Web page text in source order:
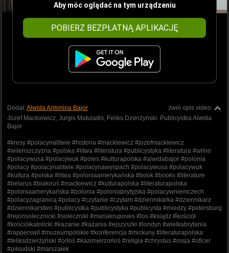
Aby móc oglądać na tym urządzeniu
POBIERZ BEZPŁATNĄ APLIKACJĘ
zwiń opis video
Dodał:Alwida Antonina Bajor
Józef Mackiewicz, Jurgis Matulaitis, Feliks Dzierżyński. Publicystka Alwida
Bajor
#kresy #polacynalitwie #historia #mackiewicz #jozefmackiewicz
#wileńszczyzna #polska #litwa #literatura #publicystyka #literatura #wilno
#polacywusa #polacywuk #poles #kulturapolska #alwidabajor #polonia
#polacy #polacynalitwie #polacynawyspach #polacywusa #polacywuk
#kultura #polska #litwa #poloniaamerykańska #book #books #literature
#belarus #białoruś #mackiewicz #kulturapolska #literaturapolska
#poloniaamerykańska #polonia #poloniabrytyjska #polacywniemczech
#polacyzagranicą #polacy #czytanie #czytam #dziennikarka #dziennikarz
#dziennikarstwo #publicystka #publicystyka #publicysta #miedzy #petersburg
#rejonsolecznicki #soleczniki #mariakrupoves #los #ksiądz #kościół
#kościółkatolicki #kazanie #kazania #ejszyszki #londyn #wielkabrytania
#rapperswil #muzeumpolskie #konferencja #mickuny #literaturapolska
#feliksdzierżyński #orłoś #kazimierzorłoś #religia #chrystus #rosja #oficer
#piłsudski #marszałek